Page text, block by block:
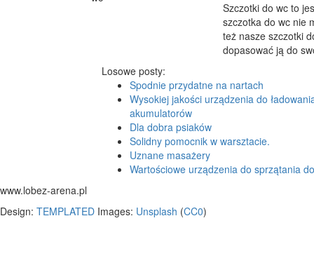
Szczotki do wc to
szczotka do wc nie
też nasze szczotki
dopasować ją do
Losowe posty:
Spodnie przydatne na nartach
Wysokiej jakości urządzenia do
akumulatorów
Dla dobra psiaków
Solidny pomocnik w warsztacie.
Uznane masażery
Wartościowe urządzenia do sprzątania
www.lobez-arena.pl
Design: TEMPLATED Images: Unsplash (CC0)